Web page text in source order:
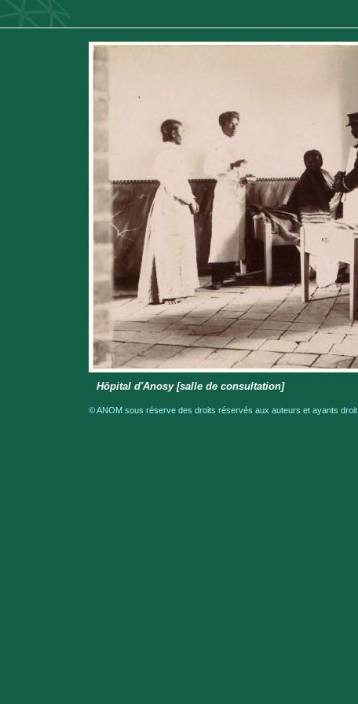
Hôpital d'Anosy [salle de consultation]
© ANOM sous réserve des droits réservés aux auteurs et ayants droit